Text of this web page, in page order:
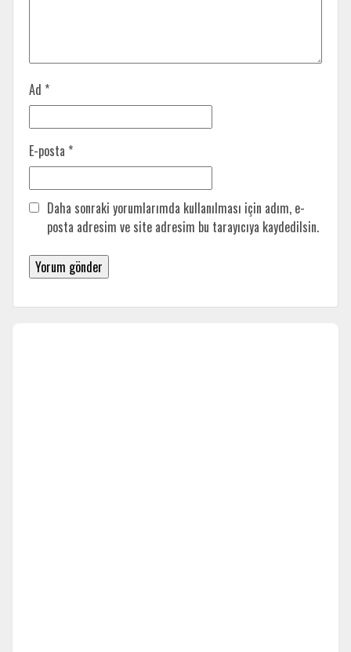
Ad *
E-posta *
Daha sonraki yorumlarımda kullanılması için adım, e-
posta adresim ve site adresim bu tarayıcıya kaydedilsin.